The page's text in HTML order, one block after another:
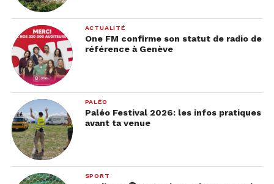
ACTUALITÉ
One FM confirme son statut de radio de
référence à Genève
PALÉO
Paléo Festival 2026: les infos pratiques
avant ta venue
SPORT